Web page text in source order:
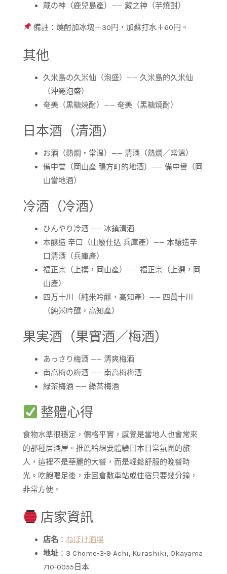
蔵の神（鹿兒島產）—— 藏之神（芋燒酎）
備註：燒酎加冰塊＋30円，加蘇打水＋60円。
其他
久米島の久米仙（泡盛）—— 久米島的久米仙
（沖繩泡盛）
奄美（黒糖焼酎）—— 奄美（黑糖燒酎）
日本酒（清酒）
お酒（熱燗・常温）—— 清酒（熱燗／常溫）
備中誉（岡山產 鴨方町的地酒）—— 備中譽（岡
山當地酒）
冷酒（冷酒）
ひんやり冷酒 —— 冰鎮清酒
本醸造 辛口（山廢仕込 兵庫產）—— 本釀造辛
口清酒（兵庫產）
福正宗（上撰，岡山產）—— 福正宗（上選，岡
山產）
四万十川（純米吟醸，高知產）—— 四萬十川
（純米吟釀，高知產）
果実酒（果實酒／梅酒）
あっさり梅酒 —— 清爽梅酒
南高梅の梅酒 —— 南高梅梅酒
緑茶梅酒 —— 綠茶梅酒
整體心得
食物水準很穩定，價格平實，感覺是當地人也會常來
的那種居酒屋。推薦給想要體驗日本日常氛圍的旅
人，這裡不是華麗的大餐，而是輕鬆舒服的晚餐時
光。吃飽喝足後，走回倉敷車站或住宿只要幾分鐘，
非常方便。
店家資訊
店名 ： ねぼけ酒場
地址 ：3 Chome-3-9 Achi, Kurashiki, Okayama
710-0055日本